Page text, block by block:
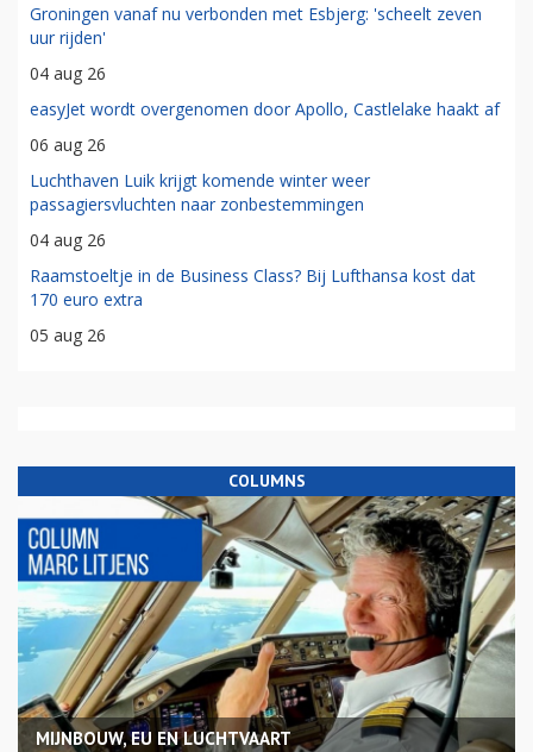
Groningen vanaf nu verbonden met Esbjerg: 'scheelt zeven
uur rijden'
04 aug 26
easyJet wordt overgenomen door Apollo, Castlelake haakt af
06 aug 26
Luchthaven Luik krijgt komende winter weer
passagiersvluchten naar zonbestemmingen
04 aug 26
Raamstoeltje in de Business Class? Bij Lufthansa kost dat
170 euro extra
05 aug 26
COLUMNS
MIJNBOUW, EU EN LUCHTVAART